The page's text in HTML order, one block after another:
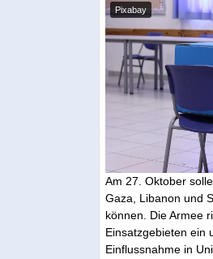
Pixabay
Am 27. Oktober
Gaza, Libanon und
können. Die Armee
Einsatzgebieten ein
Einflussnahme in